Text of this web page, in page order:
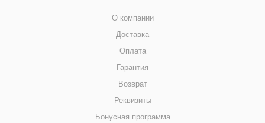
О компании
Доставка
Оплата
Гарантия
Возврат
Реквизиты
Бонусная программа